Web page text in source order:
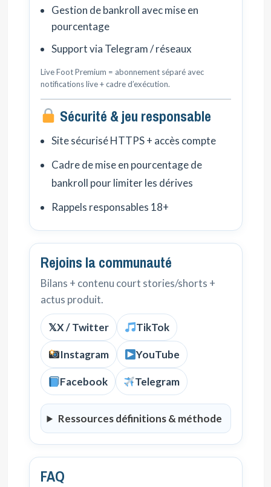
Gestion de bankroll avec mise en
pourcentage
Support via Telegram / réseaux
Live Foot Premium = abonnement séparé avec
notifications live + cadre d’exécution.
Sécurité & jeu responsable
Site sécurisé HTTPS + accès compte
Cadre de mise en pourcentage de
bankroll pour limiter les dérives
Rappels responsables 18+
Rejoins la communauté
Bilans + contenu court stories/shorts +
actus produit.
𝕏X / Twitter TikTok
Instagram YouTube
Facebook Telegram
Ressources définitions & méthode
FAQ